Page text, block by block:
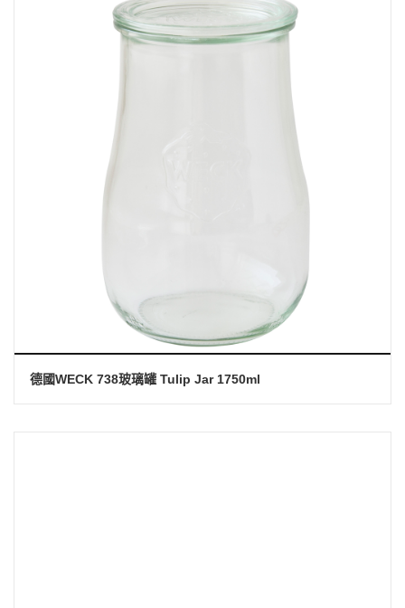
德國WECK 738玻璃罐 Tulip Jar 1750ml